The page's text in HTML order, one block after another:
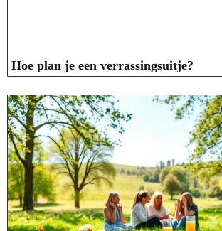
Hoe plan je een verrassingsuitje?